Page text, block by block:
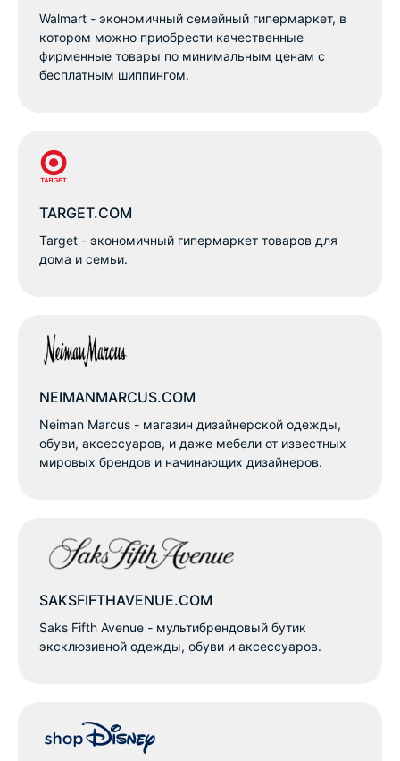
Walmart - экономичный семейный гипермаркет, в
котором можно приобрести качественные
фирменные товары по минимальным ценам с
бесплатным шиппингом.
TARGET.COM
Target - экономичный гипермаркет товаров для
дома и семьи.
NEIMANMARCUS.COM
Neiman Marcus - магазин дизайнерской одежды,
обуви, аксессуаров, и даже мебели от известных
мировых брендов и начинающих дизайнеров.
SAKSFIFTHAVENUE.COM
Saks Fifth Avenue - мультибрендовый бутик
эксклюзивной одежды, обуви и аксессуаров.